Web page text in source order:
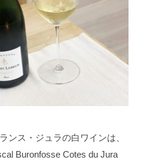
ンス・ジュラの白ワインは、
Buronfosse Cotes du Jura